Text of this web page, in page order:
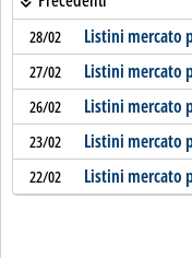
28/02 Listini mercato
27/02 Listini mercato
26/02 Listini mercato
23/02 Listini mercato
22/02 Listini mercato